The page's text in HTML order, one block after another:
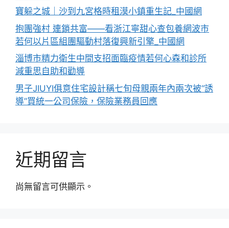
寶躲之城｜沙到九宮格時租漠小鎮重生記_中國網
抱團強村 連鎖共富——看浙江寧甜心查包養網波市
若何以片區組團驅動村落復興新引擎_中國網
淄博市精力衛生中間支招面臨疫情若何心森和診所
減重思自助和勸導
男子JIUYI俱意住宅設計稱七旬母親兩年內兩次被“誘
導”買統一公司保險，保險業務員回應
近期留言
尚無留言可供顯示。